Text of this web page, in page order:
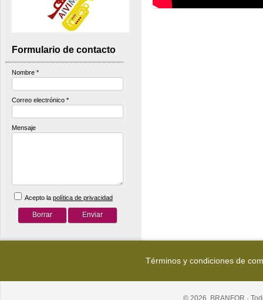
Formulario de contacto
Nombre *
Correo electrónico *
Mensaje
Acepto la política de privacidad
Términos y condiciones de
© 2026, BRANFOR ·